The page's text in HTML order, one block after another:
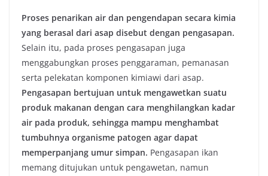
Proses penarikan air dan pengendapan secara kimia
yang berasal dari asap disebut dengan pengasapan.
Selain itu, pada proses pengasapan juga
menggabungkan proses penggaraman, pemanasan
serta pelekatan komponen kimiawi dari asap.
Pengasapan bertujuan untuk mengawetkan suatu
produk makanan dengan cara menghilangkan kadar
air pada produk, sehingga mampu menghambat
tumbuhnya organisme patogen agar dapat
memperpanjang umur simpan. Pengasapan ikan
memang ditujukan untuk pengawetan, namun